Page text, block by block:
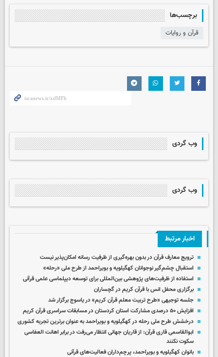
برچسب‌ها
قرآن و روایات
وب گردی
وب گردی
اخبار مرتبط
ترویج معارف قرآن در بدون بهره‌گیری از ظرفیت رسانه امکان‌پذیر نیست
استقبال چشم‌گیر نوجوانان کهگیلویه و بویراحمد از طرح ملی «رحله»
استفاده از ظرفیت‏‌های پژوهشی بین‌المللی برای توسعه دیپلماسی علمی قرآنی
برگزاری محفل انس با قرآن کریم در گچساران
جلسه توجیهی «طرح تربیت معلم قرآن کریم» در یاسوج برگزار شد
افزایش ۵۰ درصدی مشارکت استان کردستان در مسابقات سراسری قرآن کریم
درخشش طرح ملی رحله در کهگیلویه و بویراحمد به عنوان برترین تجربه کشوری
ابوالقاسمی قاری قرآن: از قاریان جهانی انتظار می‌رفت در برابر اهانت العفاسی
سکوت نکنند
بانوان کهگیلویه و بویراحمد، پرچم‌داران فعالیت‌های قرآنی